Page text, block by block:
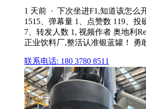
1 天前 · 下次坐进F1,知道该怎么
1515、弹幕量 1、点赞数 119、投
7、转发人数 1, 视频作者 奥地利
正业饮料厂,整活认准银蓝罐！ 勇
联系电话: 180 3780 8511